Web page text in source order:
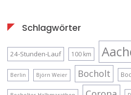
Schlagwörter
24-Stunden-Lauf 100 km
Berlin Björn Weier Bocholt